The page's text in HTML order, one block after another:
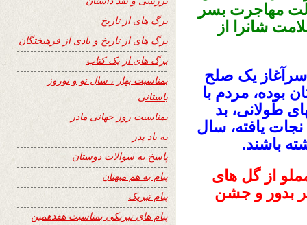
مهاجرت بسر
شانرا از
سرآغاز یک صلح
بوده، مردم با
طولانی، بد
یافته، سال
باشند.
از گل های
بدور و جشن
برگ های از تاریخ
برگ های از تاریخ و یادی از فرهیختگان
برگ های از یک کتاب
بمناسبت بهار ، سال نو و نوروز
باستانی
بمناسبت روز جهانی مادر
به یاد پدر
پاسخ به سوالات دوستان
پیام به هم میهنان
پیام تبریک
پیام های تبریکی بمناسبت هفدهمین